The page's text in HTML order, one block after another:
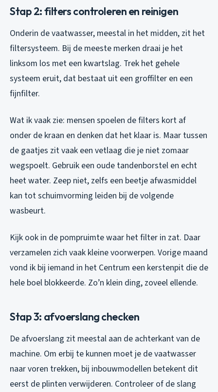
Stap 2: filters controleren en reinigen
Onderin de vaatwasser, meestal in het midden, zit het
filtersysteem. Bij de meeste merken draai je het
linksom los met een kwartslag. Trek het gehele
systeem eruit, dat bestaat uit een groffilter en een
fijnfilter.
Wat ik vaak zie: mensen spoelen de filters kort af
onder de kraan en denken dat het klaar is. Maar tussen
de gaatjes zit vaak een vetlaag die je niet zomaar
wegspoelt. Gebruik een oude tandenborstel en echt
heet water. Zeep niet, zelfs een beetje afwasmiddel
kan tot schuimvorming leiden bij de volgende
wasbeurt.
Kijk ook in de pompruimte waar het filter in zat. Daar
verzamelen zich vaak kleine voorwerpen. Vorige maand
vond ik bij iemand in het Centrum een kerstenpit die de
hele boel blokkeerde. Zo’n klein ding, zoveel ellende.
Stap 3: afvoerslang checken
De afvoerslang zit meestal aan de achterkant van de
machine. Om erbij te kunnen moet je de vaatwasser
naar voren trekken, bij inbouwmodellen betekent dit
eerst de plinten verwijderen. Controleer of de slang